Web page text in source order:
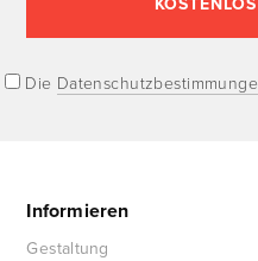
Die
Informieren
Gestaltung